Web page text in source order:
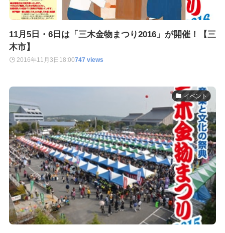
11月5日・6日は「三木金物まつり2016」が開催！【三
木市】
2016年11月3日 18:00747 views
イベント